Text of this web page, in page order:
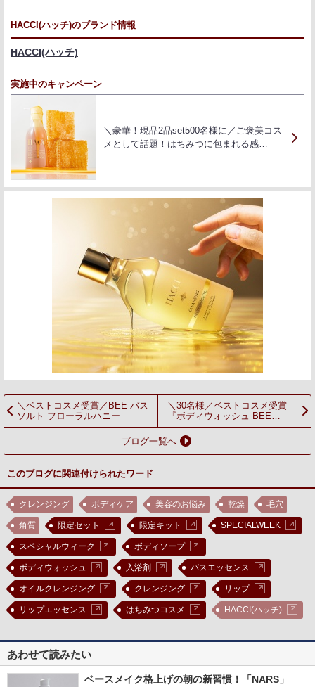
HACCI(ハッチ)のブランド情報
HACCI(ハッチ)
実施中のキャンペーン
＼豪華！現品2品set500名様に／ご褒美コス
メとして話題！はちみつに包まれる感…
＼ベストコスメ受賞／BEE バス
ソルト フローラルハニー
＼30名様／ベストコスメ受賞
『ボディウォッシュ BEE
HUG』をプレゼント
ブログ一覧へ
このブログに関連付けられたワード
クレンジング ボディケア 美容のお悩み 乾燥 毛穴
角質 限定セット 限定キット SPECIALWEEK
スペシャルウィーク ボディソープ
ボディウォッシュ 入浴剤 バスエッセンス
オイルクレンジング クレンジング リップ
リップエッセンス はちみつコスメ HACCI(ハッチ)
あわせて読みたい
ベースメイク格上げの朝の新習慣！「NARS」